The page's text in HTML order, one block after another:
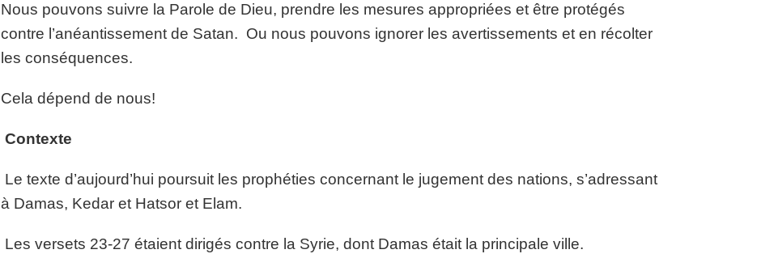
Nous pouvons suivre la Parole de Dieu, prendre les mesures appropriées et être protégés
contre l’anéantissement de Satan. Ou nous pouvons ignorer les avertissements et en récolter
les conséquences.
Cela dépend de nous!
Contexte
Le texte d’aujourd’hui poursuit les prophéties concernant le jugement des nations, s’adressant
à Damas, Kedar et Hatsor et Elam.
Les versets 23-27 étaient dirigés contre la Syrie, dont Damas était la principale ville.